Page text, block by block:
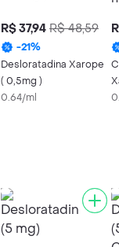
R$ 37,94 R$ 48,59
-21%
Desloratadina Xarope
( 0,5mg )
0.64/ml